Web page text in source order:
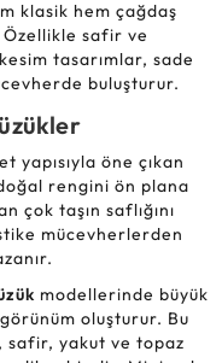
klasik hem çağdaş
safir ve
tasarımlar, sade
buluşturur.
yapısıyla öne çıkan
rengini ön plana
çok taşın saflığını
mücevherlerden
modellerinde büyük
oluşturur. Bu
safir, yakut ve topaz